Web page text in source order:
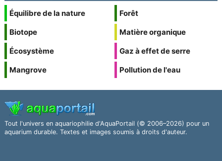
Équilibre de la nature
Biotope
Écosystème
Mangrove
Forêt
Matière organique
Gaz à effet de serre
Pollution de l'eau
Tout l'univers en aquariophilie d'AquaPortail (© 2006–2026) pour un
aquarium durable. Textes et images soumis à droits d'auteur.